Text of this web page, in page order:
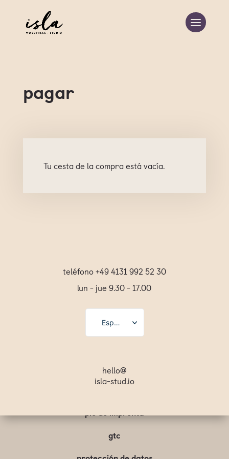
pagar
Tu cesta de la compra está vacía.
teléfono +49 4131 992 52 30
lun - jue 9.30 - 17.00
Español
Français
hello@
isla-stud.io
gtc